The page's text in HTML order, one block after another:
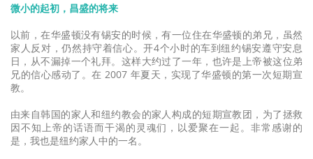
微小的起初，昌盛的将来
以前，在华盛顿没有锡安的时候，有一位住在华盛顿的弟兄，虽然
家人反对，仍然持守着信心。开4个小时的车到纽约锡安遵守安息
日，从不漏掉一个礼拜。这样大约过了一年，也许是上帝被这位弟
兄的信心感动了。在 2007 年夏天，实现了华盛顿的第一次短期宣
教。
由来自韩国的家人和纽约教会的家人构成的短期宣教团，为了拯救
因不知上帝的话语而干渴的灵魂们，以爱聚在一起。非常感谢的
是，我也是纽约家人中的一名。